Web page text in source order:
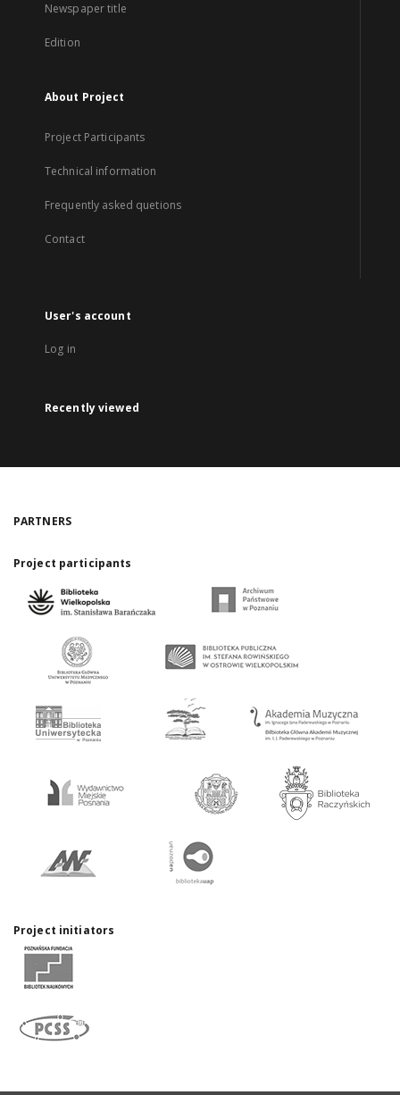
Newspaper title
Edition
About Project
Project Participants
Technical information
Frequently asked quetions
Contact
User's account
Log in
Recently viewed
PARTNERS
Project participants
Project initiators